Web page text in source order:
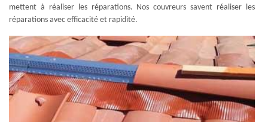
mettent à réaliser les réparations. Nos couvreurs savent réaliser les
réparations avec efficacité et rapidité.